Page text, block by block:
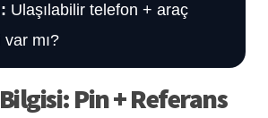
Ulaşılabilir telefon + araç
var mı?
Pin + Referans